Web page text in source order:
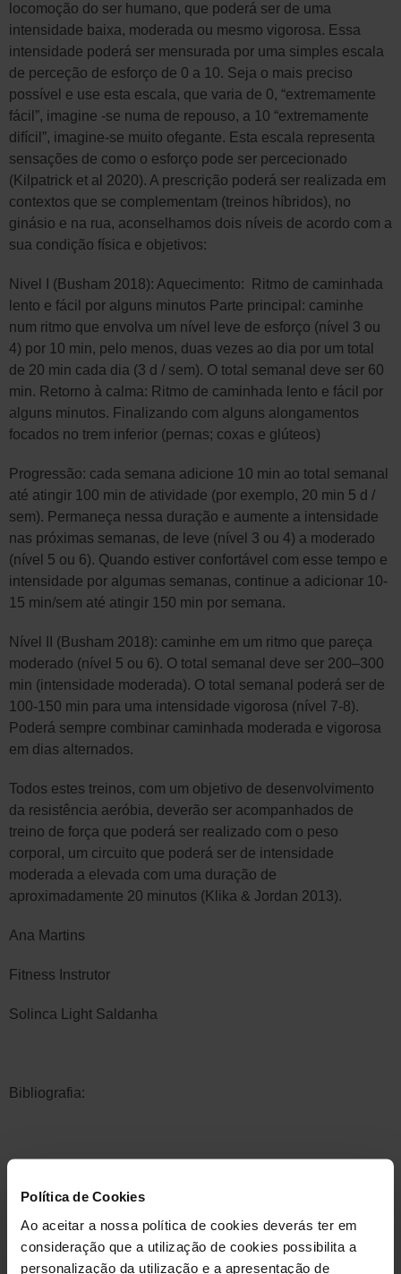
Política de Cookies
Ao aceitar a nossa política de cookies deverás ter em
consideração que a utilização de cookies possibilita a
personalização da utilização e a apresentação de
locomoção do ser humano, que poderá ser de uma
intensidade baixa, moderada ou mesmo vigorosa. Essa
intensidade poderá ser mensurada por uma simples escala
de perceção de esforço de 0 a 10. Seja o mais preciso
possível e use esta escala, que varia de 0, “extremamente
fácil”, imagine -se numa de repouso, a 10 “extremamente
difícil”, imagine-se muito ofegante. Esta escala representa
sensações de como o esforço pode ser percecionado
(Kilpatrick et al 2020). A prescrição poderá ser realizada em
contextos que se complementam (treinos híbridos), no
ginásio e na rua, aconselhamos dois níveis de acordo com a
sua condição física e objetivos:
Nivel I (Busham 2018): Aquecimento:
Ritmo de caminhada
lento e fácil por alguns minutos Parte principal: caminhe
num ritmo que envolva um nível leve de esforço (nível 3 ou
4) por 10 min, pelo menos, duas vezes ao dia por um total
de 20 min cada dia (3 d / sem). O total semanal deve ser 60
min. Retorno à calma: Ritmo de caminhada lento e fácil por
alguns minutos. Finalizando com alguns alongamentos
focados no trem inferior (pernas; coxas e glúteos)
Progressão: cada semana adicione 10 min ao total semanal
até atingir 100 min de atividade (por exemplo, 20 min 5 d /
sem). Permaneça nessa duração e aumente a intensidade
nas próximas semanas, de leve (nível 3 ou 4) a moderado
(nível 5 ou 6). Quando estiver confortável com esse tempo e
intensidade por algumas semanas, continue a adicionar 10-
15 min/sem até atingir 150 min por semana.
Nível II (Busham 2018): caminhe em um ritmo que pareça
moderado (nível 5 ou 6). O total semanal deve ser 200–300
min (intensidade moderada). O total semanal poderá ser de
100-150 min para uma intensidade vigorosa (nível 7-8).
Poderá sempre combinar caminhada moderada e vigorosa
em dias alternados.
Todos estes treinos, com um objetivo de desenvolvimento
da resistência aeróbia, deverão ser acompanhados de
treino de força que poderá ser realizado com o peso
corporal, um circuito que poderá ser de intensidade
moderada a elevada com uma duração de
aproximadamente 20 minutos (Klika & Jordan 2013).
Ana Martins
Fitness Instrutor
Solinca Light Saldanha
Bibliografia:
FITT-VP Exercise Prescription. American College of Sports